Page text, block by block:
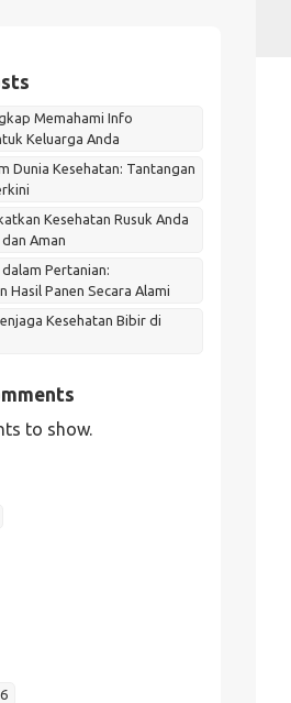
Memahami Info
Keluarga Anda
Dunia Kesehatan: Tantangan
Kesehatan Rusuk Anda
Aman
Pertanian:
Hasil Panen Secara Alami
Kesehatan Bibir di
to show.